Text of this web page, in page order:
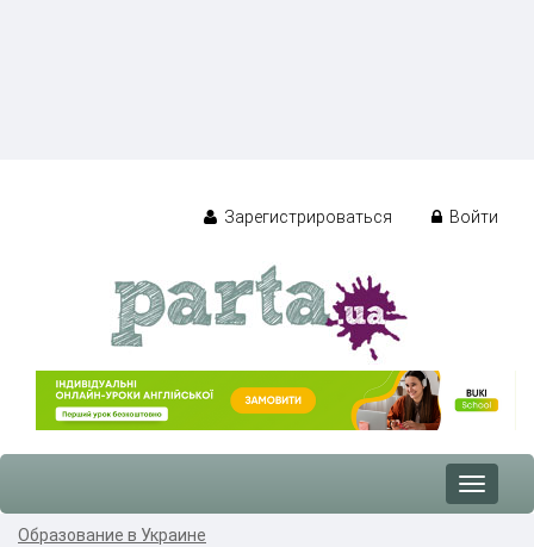
Зарегистрироваться Войти
Toggle
Образование в Украине